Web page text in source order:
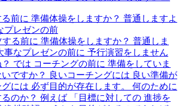
前に 準備体操をしますか？ 普通しますよ
プレゼンの前